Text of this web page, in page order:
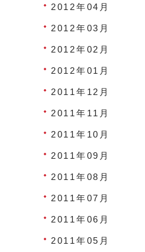
2012年04月
2012年03月
2012年02月
2012年01月
2011年12月
2011年11月
2011年10月
2011年09月
2011年08月
2011年07月
2011年06月
2011年05月